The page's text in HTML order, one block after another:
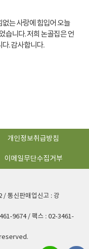
는 사랑에 힘입어 오늘
습니다. 저희 논골집은 언
. 감사합니다.
개인정보취급방침
이메일무단수집거부
/ 통신판매업신고 : 강
9674 / 팩스 : 02-3461-